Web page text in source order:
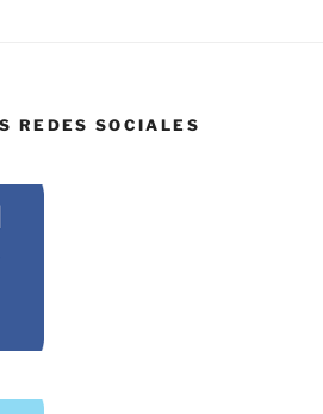
REDES SOCIALES